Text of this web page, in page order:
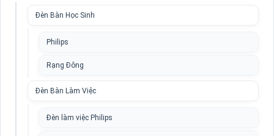
Đèn Bàn Học Sinh
Philips
Rạng Đông
Đèn Bàn Làm Việc
Đèn làm việc Philips